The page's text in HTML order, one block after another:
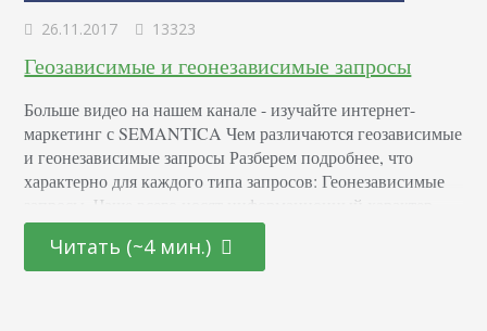
26.11.2017 13323
Геозависимые и геонезависимые запросы
Больше видео на нашем канале - изучайте интернет-
маркетинг с SEMANTICA Чем различаются геозависимые
и геонезависимые запросы Разберем подробнее, что
характерно для каждого типа запросов: Геонезависимые
запросы. Чаще всего носят информационный характер.
По ним пользователи ищут общие сведения о чем-либо
без указания места. Примеры таких запросов «как
приготовить пиццу», «где находится Южный Полюс» и
Читать (~4 мин.)